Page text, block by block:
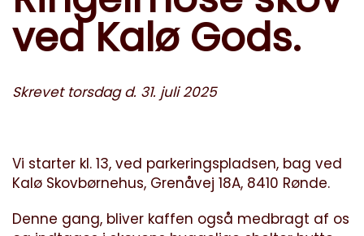
ved Kalø Gods.
Skrevet torsdag d. 31. juli 2025
Vi starter kl. 13, ved parkeringspladsen, bag ved
Kalø Skovbørnehus, Grenåvej 18A, 8410 Rønde.
Denne gang, bliver kaffen også medbragt af os